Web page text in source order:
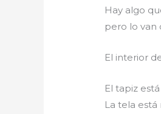
Hay algo
pero lo van
El interior
El tapiz
La tela está